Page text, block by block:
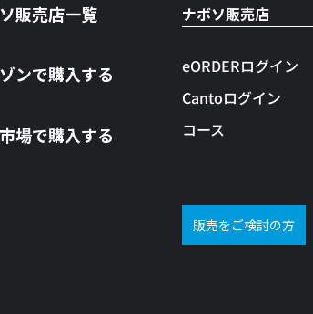
販売店一覧
ンで購入する
場で購入する
ナボソ販売店
eORDERログイン
Cantoログイン
コース
販売をご検討の方